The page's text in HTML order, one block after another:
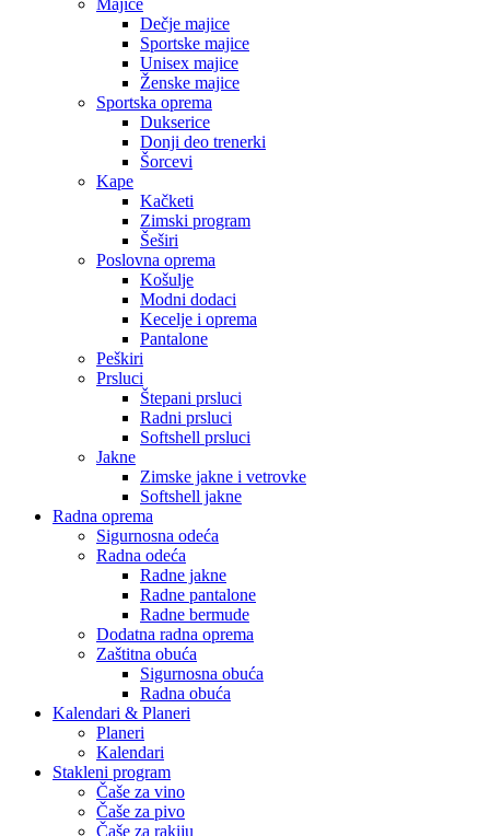
Majice
Dečje majice
Sportske majice
Unisex majice
Ženske majice
Sportska oprema
Dukserice
Donji deo trenerki
Šorcevi
Kape
Kačketi
Zimski program
Šeširi
Poslovna oprema
Košulje
Modni dodaci
Kecelje i oprema
Pantalone
Peškiri
Prsluci
Štepani prsluci
Radni prsluci
Softshell prsluci
Jakne
Zimske jakne i vetrovke
Softshell jakne
Radna oprema
Sigurnosna odeća
Radna odeća
Radne jakne
Radne pantalone
Radne bermude
Dodatna radna oprema
Zaštitna obuća
Sigurnosna obuća
Radna obuća
Kalendari & Planeri
Planeri
Kalendari
Stakleni program
Čaše za vino
Čaše za pivo
Čaše za rakiju